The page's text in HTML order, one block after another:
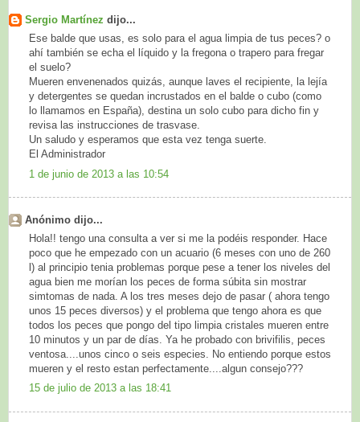
Sergio Martínez dijo...
Ese balde que usas, es solo para el agua limpia de tus peces? o
ahí también se echa el líquido y la fregona o trapero para fregar
el suelo?
Mueren envenenados quizás, aunque laves el recipiente, la lejía
y detergentes se quedan incrustados en el balde o cubo (como
lo llamamos en España), destina un solo cubo para dicho fin y
revisa las instrucciones de trasvase.
Un saludo y esperamos que esta vez tenga suerte.
El Administrador
1 de junio de 2013 a las 10:54
Anónimo dijo...
Hola!! tengo una consulta a ver si me la podéis responder. Hace
poco que he empezado con un acuario (6 meses con uno de 260
l) al principio tenia problemas porque pese a tener los niveles del
agua bien me morían los peces de forma súbita sin mostrar
simtomas de nada. A los tres meses dejo de pasar ( ahora tengo
unos 15 peces diversos) y el problema que tengo ahora es que
todos los peces que pongo del tipo limpia cristales mueren entre
10 minutos y un par de días. Ya he probado con brivifilis, peces
ventosa....unos cinco o seis especies. No entiendo porque estos
mueren y el resto estan perfectamente....algun consejo???
15 de julio de 2013 a las 18:41